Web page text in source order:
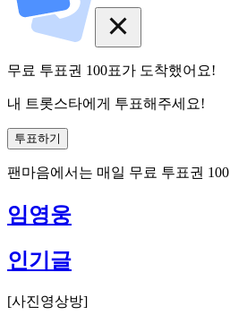
무료 투표권 100표가 도착했어요!
내 트롯스타에게 투표해주세요!
투표하기
팬마음에서는 매일 무료 투표권 100
임영웅
인기글
[사진영상방]